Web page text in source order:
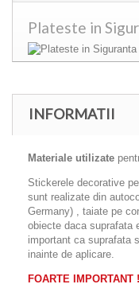
Plateste in
INFORMATII
Materiale utilizate
Stickerele decorative
sunt realizate din
Germany) , taiate pe
obiecte daca suprafata
important ca suprafata
inainte de aplicare.
FOARTE IMPORTANT